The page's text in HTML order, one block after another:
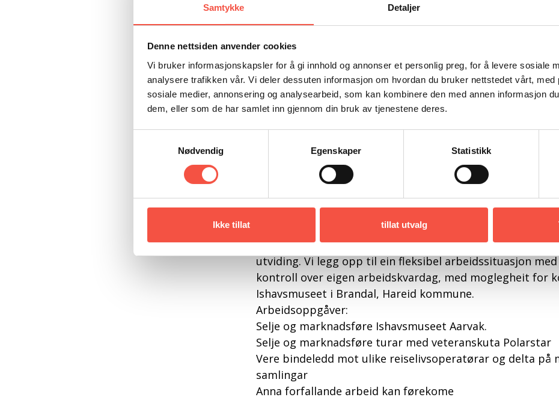
Samtykke Detaljer
Denne nettsiden anvender cookies
Vi bruker informasjonskapsler for å gi innhold og annonser et personlig preg, for å levere sosiale
analysere trafikken vår. Vi deler dessuten informasjon om hvordan du bruker nettstedet vårt, med
sosiale medier, annonsering og analysearbeid, som kan kombinere den med annen informasjon
dem, eller som de har samlet inn gjennom din bruk av tjenestene deres.
Nødvendig
Egenskaper Statistikk
Ikke tillat tillat utvalg
Ishavsmuseet Aarvak blei stifta i 1981, og er i dag ei
med formål og vere eit dokumentasjons – og
selfangst og overvintringsfangst. Som spesialmuseum
polarfangst har Ishavsmuseet i dag ei av dei største
Norden innan dette emnet. Ishavsmuseet har dei siste
aukande interesse og aukande aktivitet. Vi skal vere eit
med aktivitet heile året, og for å nå våre ambisiøse
etter fleire medarbeidarar som kan løfte aktiviteten og
Ishavsmuseet søkjer etter seljar, fast i 50% stilling.
Vi leitar etter deg som synest det er tøft å spanande og
og reiseliv. Vi leitar etter deg som likar å stå på og jobbe
evnar å tenkje nytt og langsiktig. Stillinga er fast i 50%
utviding. Vi legg opp til ein fleksibel arbeidssituasjon
kontroll over eigen arbeidskvardag, med moglegheit for
Ishavsmuseet i Brandal, Hareid kommune.
Arbeidsoppgåver:
Selje og marknadsføre Ishavsmuseet Aarvak.
Selje og marknadsføre turar med veteranskuta Polarstar
Vere bindeledd mot ulike reiselivsoperatørar og delta på
samlingar
Anna forfallande arbeid kan førekome